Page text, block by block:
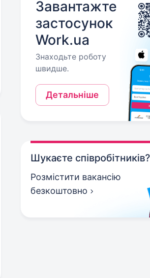
Завантажте
застосунок
Work.ua
Знаходьте роботу
швидше.
Детальніше
Шукаєте співробітників?
Розмістити вакансію
безкоштовно